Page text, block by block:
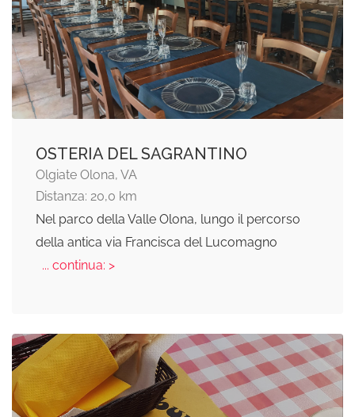
OSTERIA DEL SAGRANTINO
Olgiate Olona, VA
Distanza: 20,0 km
Nel parco della Valle Olona, lungo il percorso
della antica via Francisca del Lucomagno
... continua: >